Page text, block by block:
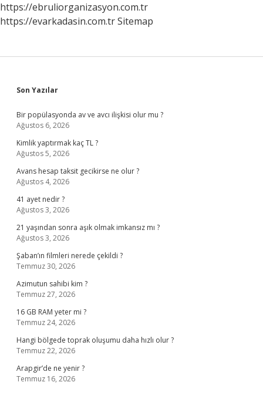
https://ebruliorganizasyon.com.tr
https://evarkadasin.com.trSitemap
Sidebar
Son Yazılar
Bir popülasyonda av ve avcı ilişkisi olur mu ?
Ağustos 6, 2026
Kimlik yaptırmak kaç TL ?
Ağustos 5, 2026
Avans hesap taksit gecikirse ne olur ?
Ağustos 4, 2026
41 ayet nedir ?
Ağustos 3, 2026
21 yaşından sonra aşık olmak imkansız mı ?
Ağustos 3, 2026
Şaban’ın filmleri nerede çekildi ?
Temmuz 30, 2026
Azimutun sahibi kim ?
Temmuz 27, 2026
16 GB RAM yeter mi ?
Temmuz 24, 2026
Hangi bölgede toprak oluşumu daha hızlı olur ?
Temmuz 22, 2026
Arapgir’de ne yenir ?
Temmuz 16, 2026